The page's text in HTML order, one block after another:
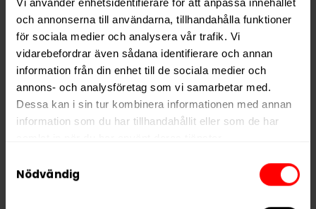
Vi använder enhetsidentifierare för att anpassa innehållet
och annonserna till användarna, tillhandahålla funktioner
för sociala medier och analysera vår trafik. Vi
vidarebefordrar även sådana identifierare och annan
information från din enhet till de sociala medier och
annons- och analysföretag som vi samarbetar med.
Dessa kan i sin tur kombinera informationen med annan
information som du har tillhandahållit eller som de har
We work with
who may receive and
Nödvändig
Ingredienser: tobak, vatten, surhetsreglerande medel,
fuktighetsbevarande medel, smakförstärkare
(koksalt), naturliga aromer.
Hitta alla produkter frånKnox
Alla produkter med smaken Traditionell
PRODUKTINFORMATION